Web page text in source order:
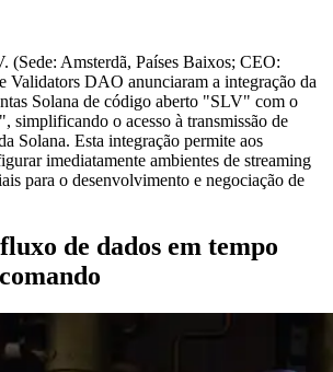
Amsterdã, Países Baixos; CEO:
Validators DAO anunciaram a integração da
Solana de código aberto "SLV" com o
simplificando o acesso à transmissão de
Solana. Esta integração permite aos
imediatamente ambientes de streaming
para o desenvolvimento e negociação de
de dados em tempo